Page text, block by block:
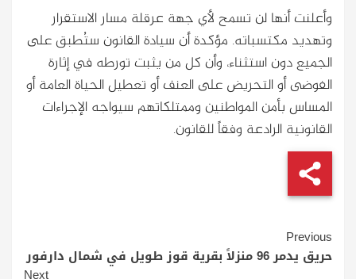
وأعلنت أنها لن تسمح لأي جهة عرقلة مسار الاستقرار
وتهديد مكتسباته. مؤكدة أن سيادة القانون ستُطبق على
الجميع دون استثناء، وأن كل من يثبت تورطه في إثارة
الفوضى أو التحريض على العنف أو تعطيل الحياة العامة أو
المساس بأمن المواطنين وممتلكاتهم سيواجه الإجراءات
القانونية الرادعة وفقاً للقانون.
Continue
Reading
Previous
حريق يدمر 96 منزلاً بقرية قوز طويل في شمال دارفور